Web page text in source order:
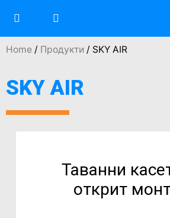
Home / Продукти / SKY AIR
SKY AIR
Таванни
открит